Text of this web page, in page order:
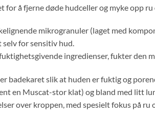
å fjerne døde hudceller og myke opp
mikrogranuler (laget med
selv for sensitiv hud.
ingredienser, fukter den
badekaret slik at huden er fuktig og
en Muscat-stor klat) og bland med litt
over kroppen, med spesielt fokus på